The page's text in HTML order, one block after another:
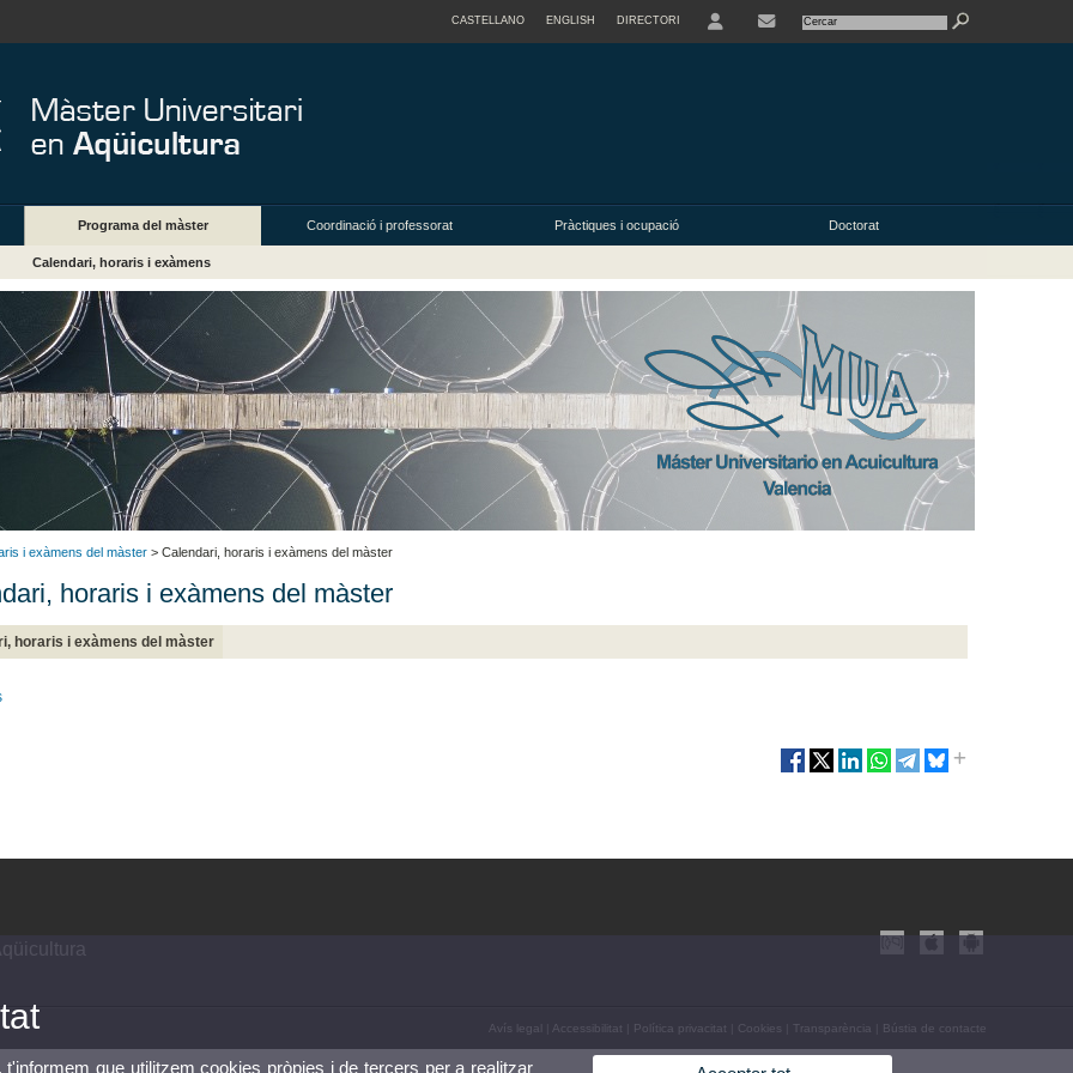
CASTELLANO ENGLISH DIRECTORI
Programa del màster Coordinació i professorat Pràctiques i ocupació Doctorat
Calendari, horaris i exàmens
i exàmens del màster > Calendari, horaris i exàmens del màster
horaris i exàmens del màster
horaris i exàmens del màster
Avís legal Accessibilitat Política privacitat Cookies Transparència Bústia de contacte
que utilitzem cookies pròpies i de tercers per a realitzar